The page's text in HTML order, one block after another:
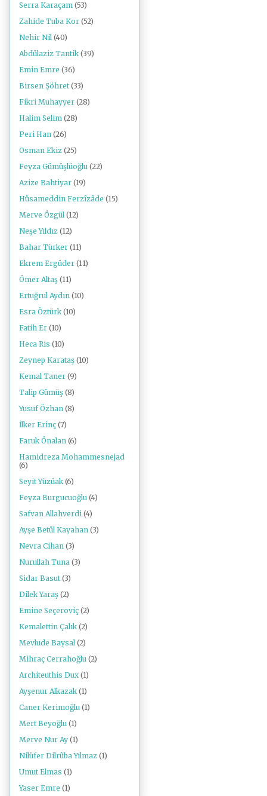
Serra Karaçam (53)
Zahide Tuba Kor (52)
Nehir Nil (40)
Abdülaziz Tantik (39)
Emin Emre (36)
Birsen Şöhret (33)
Fikri Muhayyer (28)
Halim Selim (28)
Peri Han (26)
Osman Ekiz (25)
Feyza Gümüşlüoğlu (22)
Azize Bahtiyar (19)
Hüsameddin Ferzîzâde (15)
Merve Özgül (12)
Neşe Yıldız (12)
Bahar Türker (11)
Ekrem Ergüder (11)
Ömer Altaş (11)
Ertuğrul Aydın (10)
Esra Öztürk (10)
Fatih Er (10)
Heca Ris (10)
Zeynep Karataş (10)
Kemal Taner (9)
Talip Gümüş (8)
Yusuf Özhan (8)
İlker Erinç (7)
Faruk Önalan (6)
Hamidreza Mohammesnejad
(6)
Seyit Yüzüak (6)
Feyza Burgucuoğlu (4)
Safvan Allahverdi (4)
Ayşe Betül Kayahan (3)
Nevra Cihan (3)
Nurullah Tuna (3)
Sidar Basut (3)
Dilek Yaraş (2)
Emine Seçeroviç (2)
Kemalettin Çalık (2)
Mevlude Baysal (2)
Mihraç Cerrahoğlu (2)
Architeuthis Dux (1)
Ayşenur Alkazak (1)
Caner Kerimoğlu (1)
Mert Beyoğlu (1)
Merve Nur Ay (1)
Nilüfer Dilrûba Yılmaz (1)
Umut Elmas (1)
Yaser Emre (1)